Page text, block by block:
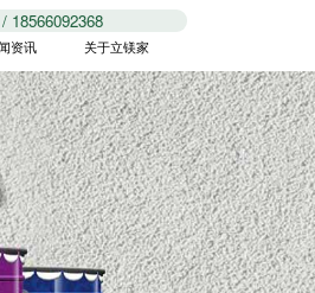
18566092368
资讯 关于立镁家